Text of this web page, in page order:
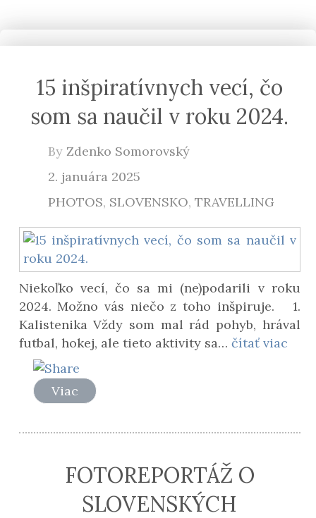
15 inšpiratívnych vecí, čo
som sa naučil v roku 2024.
By Zdenko Somorovský
2. januára 2025
PHOTOS, SLOVENSKO, TRAVELLING
Niekoľko vecí, čo sa mi (ne)podarili v roku
2024. Možno vás niečo z toho inšpiruje. 1.
Kalistenika Vždy som mal rád pohyb, hrával
futbal, hokej, ale tieto aktivity sa… čítať viac
Viac
FOTOREPORTÁŽ O
SLOVENSKÝCH